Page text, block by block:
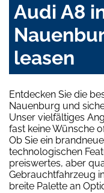
Audi A8
leasen
Entdecken Sie die
Nauenburg und
Unser vielfältiges
fast keine Wünsche
Ob Sie ein
technologischen
preiswertes, aber
Gebrauchtfahrzeug
breite Palette an